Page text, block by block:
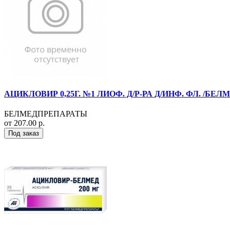
АЦИКЛОВИР 0,25Г. №1 ЛИОФ. Д/Р-РА Д/ИНФ. ФЛ. /
БЕЛМЕДПРЕПАРАТЫ
от 207.00 р.
Под заказ